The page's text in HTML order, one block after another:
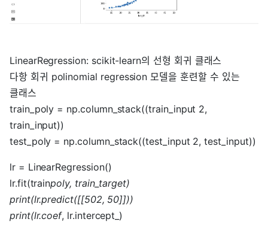
LinearRegression: scikit-learn의 선형 회귀 클래스
다항 회귀 polinomial regression 모델을 훈련할 수 있는
클래스
train_poly = np.column_stack((train_input 2,
train_input))
test_poly = np.column_stack((test_input 2, test_input))
lr = LinearRegression()
lr.fit(trainpoly, train_target)
print(lr.predict([[502, 50]]))
print(lr.coef, lr.intercept_)